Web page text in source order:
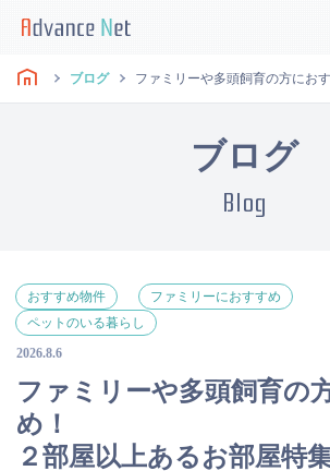
ブログ ファミリーや多頭飼育の方にお
ブログ
Blog
おすすめ物件
ファミリーにおすすめ
ペットのいる暮らし
2026.8.6
ファミリーや多頭飼育の
め！
２部屋以上あるお部屋特